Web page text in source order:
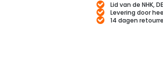
Lid van de NHK,
Levering door
14 dagen